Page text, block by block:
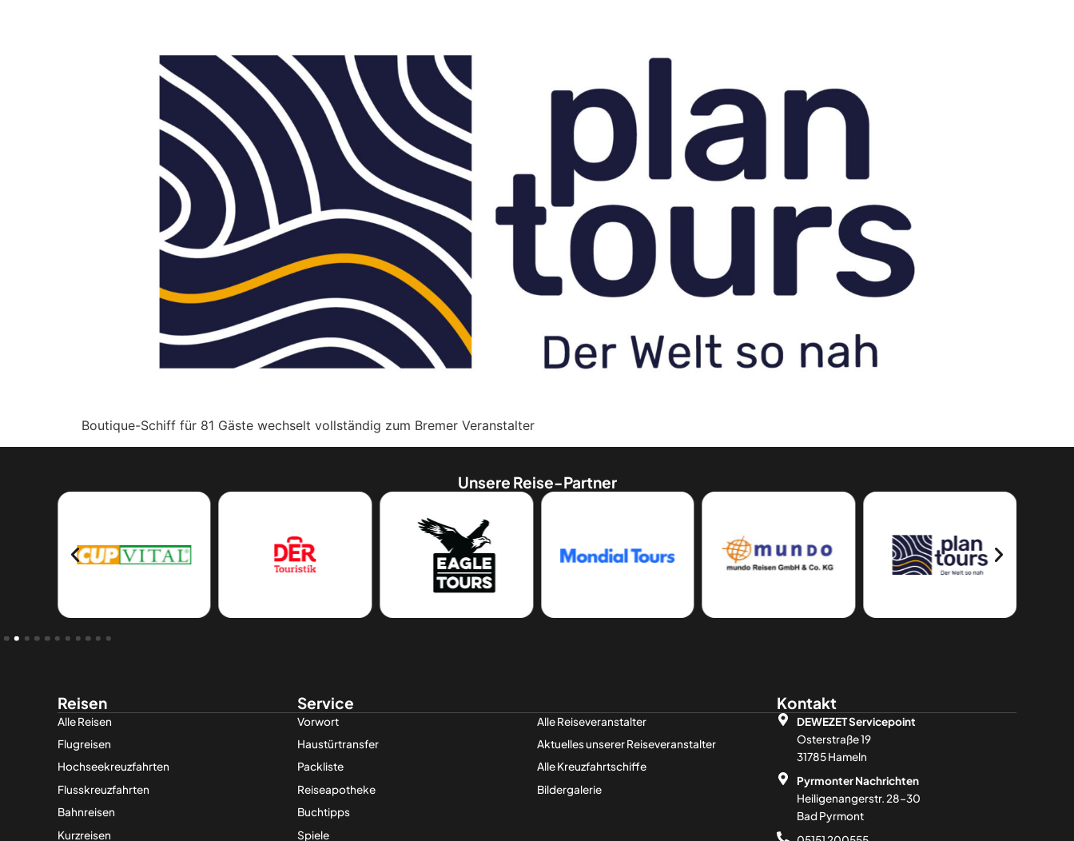
Boutique-Schiff für 81 Gäste wechselt vollständig zum Bremer Veranstalter
Unsere Reise-Partner
Reisen
Alle Reisen
Flugreisen
Hochseekreuzfahrten
Flusskreuzfahrten
Bahnreisen
Kurzreisen
Service
Vorwort
Haustürtransfer
Packliste
Reiseapotheke
Buchtipps
Spiele
Alle Reiseveranstalter
Aktuelles unserer Reiseveranstalter
Alle Kreuzfahrt­­schiffe
Bildergalerie
Kontakt
DEWEZET Servicepoint
Osterstraße 19
31785 Hameln
Pyrmonter Nachrichten
Heiligenangerstr. 28–30
Bad Pyrmont